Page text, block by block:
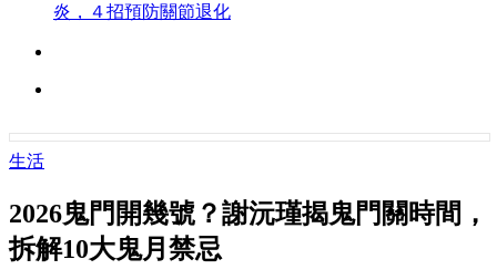
炎，４招預防關節退化
生活
2026鬼門開幾號？謝沅瑾揭鬼門關時間，
拆解10大鬼月禁忌